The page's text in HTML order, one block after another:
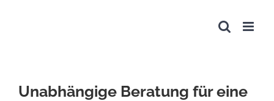
Unabhängige Beratung für eine